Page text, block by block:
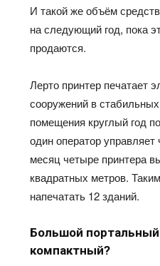
И такой жеобъём
на следующий год, пока
продаются.
Лерто принтер печатает
сооружений в
помещения круглый год по
один оператор
месяц четыре принтера
квадратных метров.
напечатать 12 зданий.
Большой портальный
компактный?